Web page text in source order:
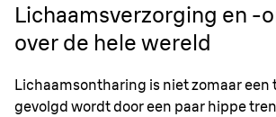
Lichaamsverzorging en -
over de hele wereld
Lichaamsontharing is niet zomaar een
gevolgd wordt door een paar hippe